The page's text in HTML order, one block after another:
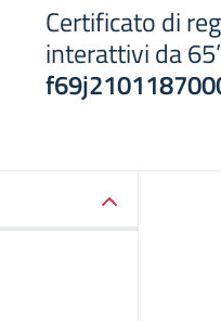
Certificato di
interattivi da